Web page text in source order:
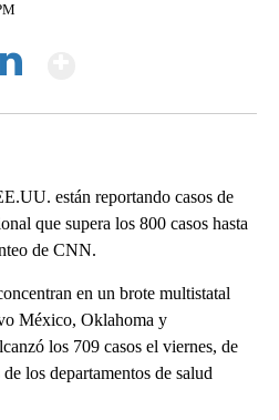
están reportando casos de
que supera los 800 casos hasta
de CNN.
en un brote multistatal
México, Oklahoma y
los 709 casos el viernes, de
los departamentos de salud